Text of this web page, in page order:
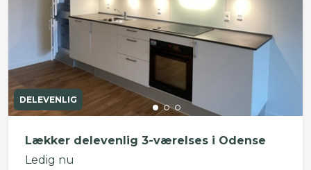
DELEVENLIG
Lækker delevenlig 3-værelses i Odense
Ledig nu